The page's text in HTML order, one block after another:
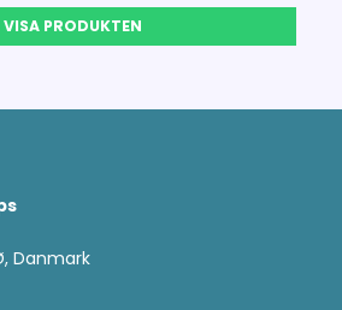
VISA PRODUKTEN
Danmark